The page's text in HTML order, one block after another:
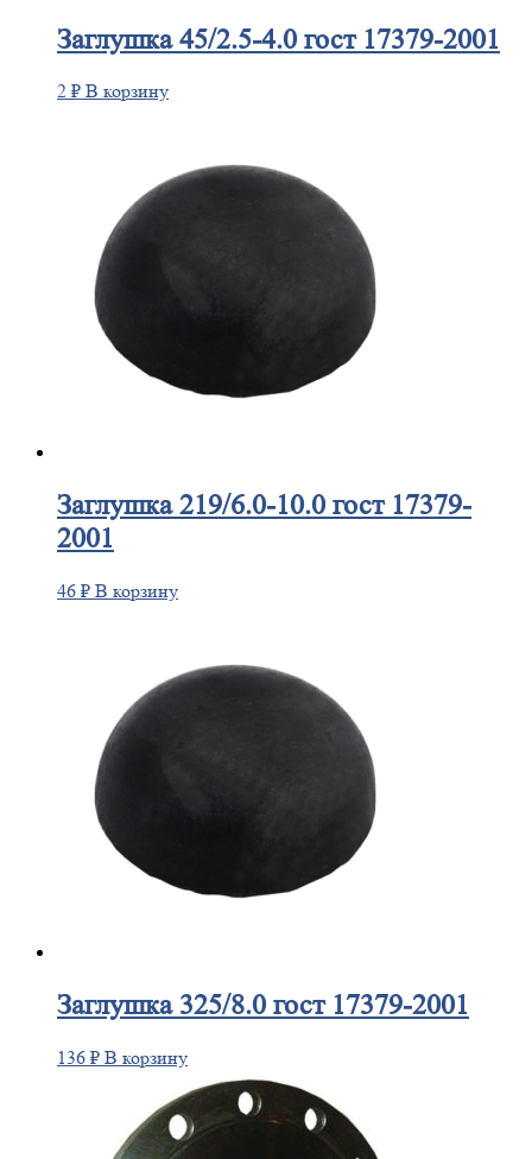
Заглушка45/2.5-4.0 гост 17379-2001
2 ₽ В корзину
Заглушка219/6.0-10.0 гост 17379-
2001
46 ₽ В корзину
Заглушка325/8.0 гост 17379-2001
136 ₽ В корзину